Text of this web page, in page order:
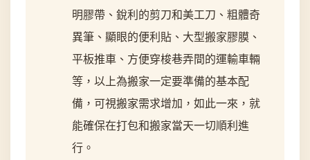
明膠帶、銳利的剪刀和美工刀、粗體奇
異筆、顯眼的便利貼、大型搬家膠膜、
平板推車、方便穿梭巷弄間的運輸車輛
等，以上為搬家一定要準備的基本配
備，可視搬家需求增加，如此一來，就
能確保在打包和搬家當天一切順利進
行。